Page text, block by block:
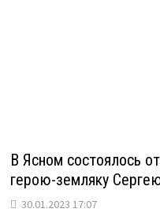
В Ясном состоялось
герою-земляку
30.01.2023 17:07